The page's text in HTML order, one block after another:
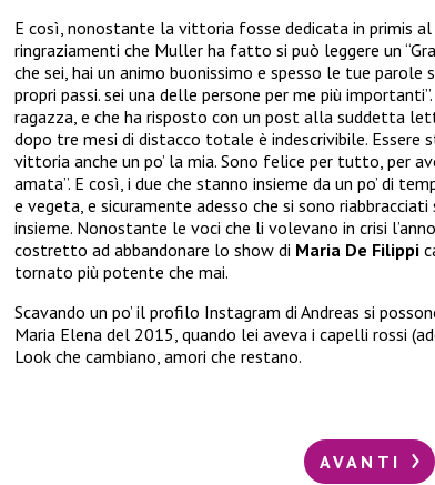
E così, nonostante la vittoria fosse dedicata in primis
ringraziamenti che Muller ha fatto si può leggere un
che sei, hai un animo buonissimo e spesso le tue
propri passi. sei una delle persone per me più
ragazza, e che ha risposto con un post alla suddetta
dopo tre mesi di distacco totale è indescrivibile.
vittoria anche un po’ la mia. Sono felice per tutto, per
amata”. E così, i due che stanno insieme da un po’ di
e vegeta, e sicuramente adesso che si sono
insieme. Nonostante le voci che li volevano in crisi
costretto ad abbandonare lo show di Maria De Filippi
tornato più potente che mai.
Scavando un po’ il profilo Instagram di Andreas si
Maria Elena del 2015, quando lei aveva i capelli rossi
Look che cambiano, amori che restano.
AVANTI